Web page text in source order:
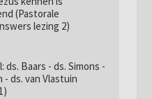
(Pastorale
lezing 2)
ds. Baars - ds. Simons -
- ds. van Vlastuin